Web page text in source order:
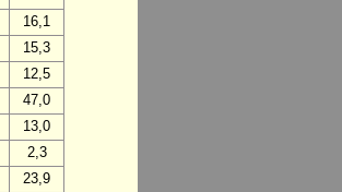
16,1
15,3
12,5
47,0
13,0
2,3
23,9